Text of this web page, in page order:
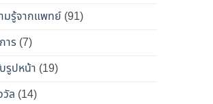
มรู้จากแพทย์ (91)
าร (7)
รูปหน้า (19)
วัล (14)